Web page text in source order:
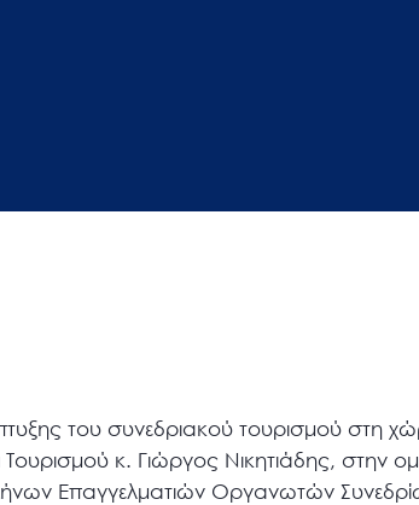
του συνεδριακού τουρισμού στη
κ. Γιώργος Νικητιάδης, στην
Επαγγελματιών Οργανωτών